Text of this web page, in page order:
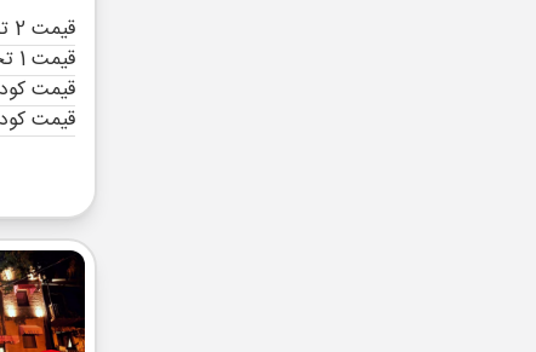
قیمت 2 تخته (هرنفر)
قیمت 1 تخته (هرنفر)
قیمت
قیمت